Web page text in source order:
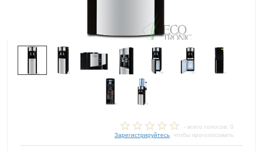
- всего голосов: 0
Зарегистрируйтесь , чтобы проголосовать